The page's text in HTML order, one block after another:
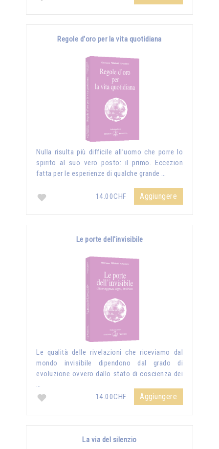
Regole d'oro per la vita quotidiana
Nulla risulta più difficile all’uomo che porre lo
spirito al suo vero posto: il primo. Eccezion
fatta per le esperienze di qualche grande …
14.00CHF Aggiungere
Le porte dell'invisibile
Le qualità delle rivelazioni che riceviamo dal
mondo invisibile dipendono dal grado di
evoluzione ovvero dallo stato di coscienza dei
…
14.00CHF
Aggiungere
La via del silenzio